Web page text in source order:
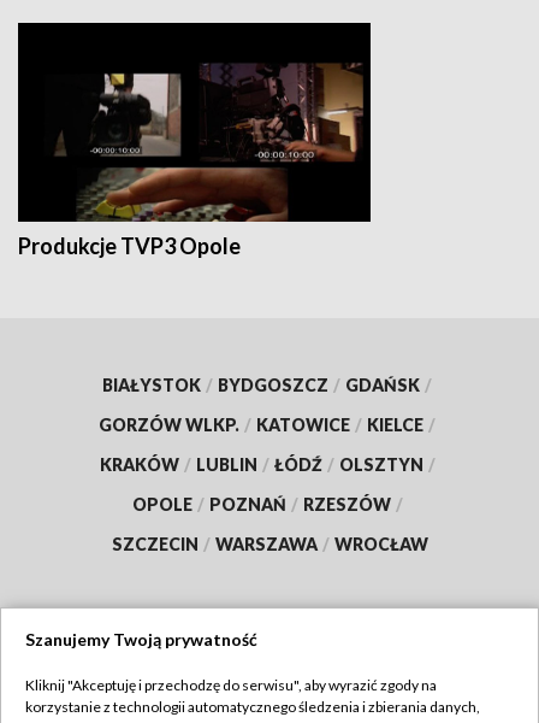
Produkcje TVP3 Opole
BIAŁYSTOK / BYDGOSZCZ / GDAŃSK /
GORZÓW WLKP. / KATOWICE / KIELCE /
KRAKÓW / LUBLIN / ŁÓDŹ / OLSZTYN /
OPOLE / POZNAŃ / RZESZÓW /
SZCZECIN / WARSZAWA / WROCŁAW
TVP
Szanujemy Twoją prywatność
Kliknij "Akceptuję i przechodzę do serwisu", aby wyrazić zgody na
korzystanie z technologii automatycznego śledzenia i zbierania danych,